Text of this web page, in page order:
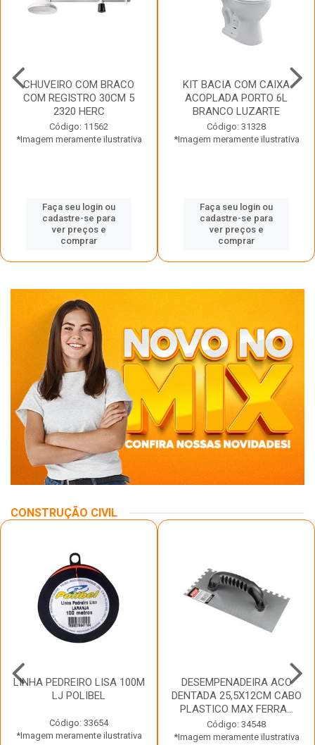
CHUVEIRO COM BRACO
COM REGISTRO 30CM 5
2320 HERC
Código: 11562
*Imagem meramente ilustrativa
Faça seu login ou
cadastre-se para
ver preços e
comprar
KIT BACIA COM CAIXA
ACOPLADA PORTO 6L
BRANCO LUZARTE
Código: 31328
*Imagem meramente ilustrativa
Faça seu login ou
cadastre-se para
ver preços e
comprar
CONSTRUÇÃO CIVIL
LINHA PEDREIRO LISA 100M
LJ POLIBEL
Código: 33654
*Imagem meramente ilustrativa
DESEMPENADEIRA ACO
DENTADA 25,5X12CM CABO
PLASTICO MAX FERRA...
Código: 34548
*Imagem meramente ilustrativa